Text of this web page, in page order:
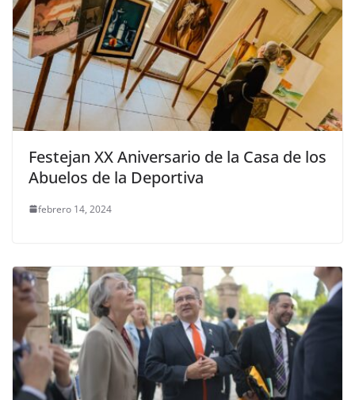
Festejan XX Aniversario de la Casa de los
Abuelos de la Deportiva
febrero 14, 2024